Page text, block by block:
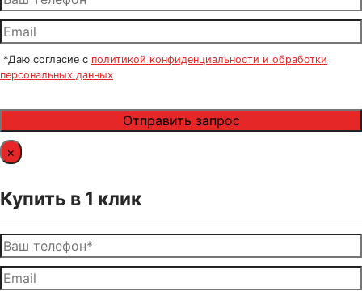
*Даю согласие с политикой конфиденциальности и обработки
персональных данных
×
Купить в 1 клик